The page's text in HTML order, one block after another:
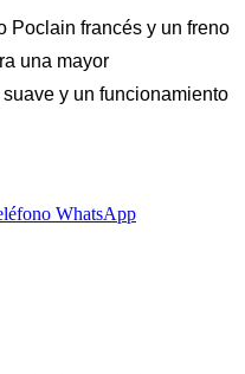
Poclain francés y un freno
una mayor
y un funcionamiento
WhatsApp